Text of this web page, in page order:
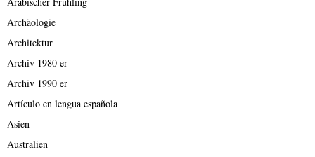
Archäologie
Architektur
Archiv 1980 er
Archiv 1990 er
Artículo en lengua española
Asien
Australien